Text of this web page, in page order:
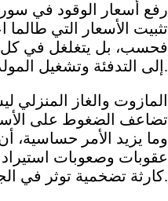
رفع أسعار الوقود في
تثبيت الأسعار التي طالما
فحسب، بل يتغلغل في كل
إلى التدفئة وتشغيل المولدات، مروراً بكل الخدمات الأساسية.
المازوت والغاز المنزلي
تضاعف الضغوط على
وما يزيد الأمر حساسية،
عقوبات وصعوبات
كارثة تضخمية توثر في الجميع.